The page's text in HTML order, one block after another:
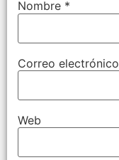
Nombre *
Correo electrónico
Web